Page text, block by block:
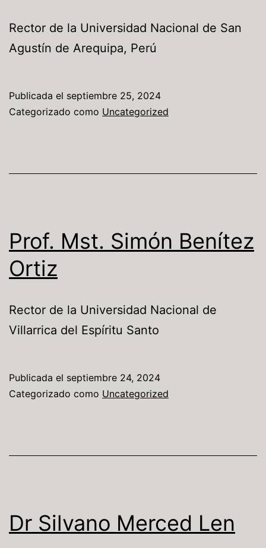
Rector de la Universidad Nacional de San
Agustín de Arequipa, Perú
Publicada el septiembre 25, 2024
Categorizado como Uncategorized
Prof. Mst. Simón Benítez
Ortiz
Rector de la Universidad Nacional de
Villarrica del Espíritu Santo
Publicada el septiembre 24, 2024
Categorizado como Uncategorized
Dr Silvano Merced Len